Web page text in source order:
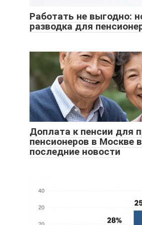
Работать не выгодно:
разводка для
Доплата к пенсии для
пенсионеров в Москве
последние новости